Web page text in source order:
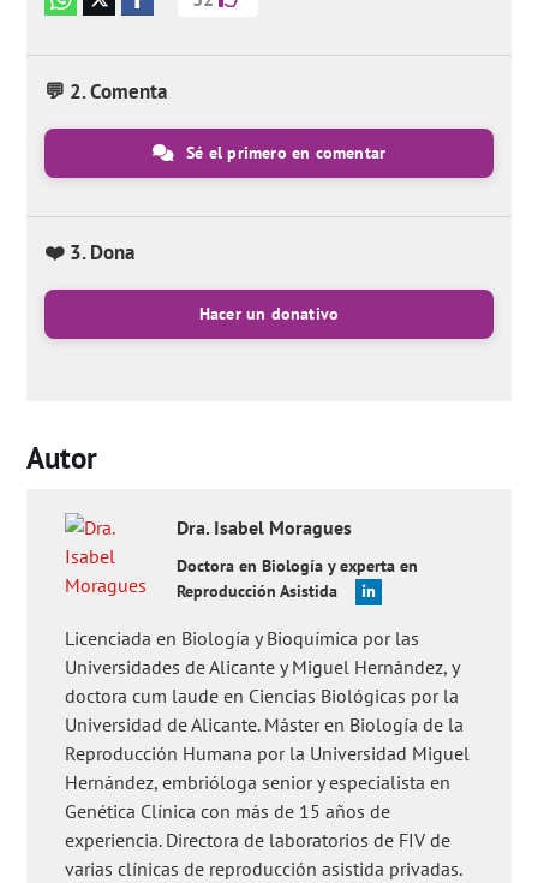
💬 2. Comenta
Sé el primero en comentar
❤️ 3. Dona
Hacer un donativo
Autor
Dra. Isabel Moragues
Doctora en Biología y experta en
Reproducción Asistida
Licenciada en Biología y Bioquímica por las
Universidades de Alicante y Miguel Hernández, y
doctora cum laude en Ciencias Biológicas por la
Universidad de Alicante. Máster en Biología de la
Reproducción Humana por la Universidad Miguel
Hernández, embrióloga senior y especialista en
Genética Clínica con más de 15 años de
experiencia. Directora de laboratorios de FIV de
varias clínicas de reproducción asistida privadas.